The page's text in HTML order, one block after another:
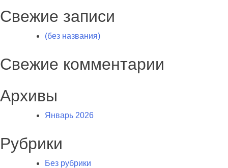
Свежие записи
(без названия)
Свежие комментарии
Архивы
Январь 2026
Рубрики
Без рубрики